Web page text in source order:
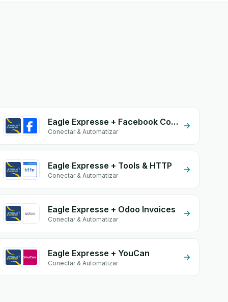
Eagle Expresse + Facebook Comments
Conectar & Automatizar
Eagle Expresse + Tools & HTTP
Conectar & Automatizar
Eagle Expresse + Odoo Invoices
Conectar & Automatizar
Eagle Expresse + YouCan
Conectar & Automatizar